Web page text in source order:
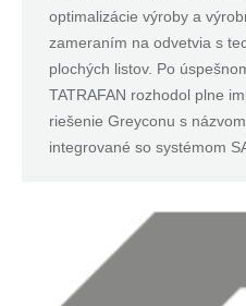
optimalizácie výroby a
zameraním na odvetvia s
plochých listov. Po
TATRAFAN rozhodol plne
riešenie Greyconu s
integrované so systémom